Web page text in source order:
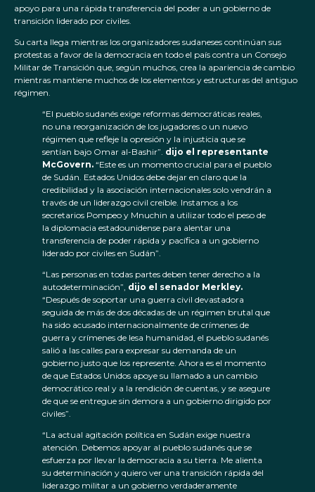
apoyo para una rápida transferencia del poder a un gobierno de
transición liderado por civiles.
Su carta llega mientras los organizadores sudaneses continúan sus
protestas a favor de la democracia en todo el país contra un Consejo
Militar de Transición que, según muchos, crea la apariencia de cambio
mientras mantiene muchos de los elementos y estructuras del antiguo
régimen.
“El pueblo sudanés exige reformas democráticas reales,
no una reorganización de los jugadores o un nuevo
régimen que refleje la opresión y la injusticia que se
sentían bajo Omar al-Bashir”. dijo el representante
McGovern. “Este es un momento crucial para el pueblo
de Sudán. Estados Unidos debe dejar en claro que la
credibilidad y la asociación internacionales solo vendrán a
través de un liderazgo civil creíble. Instamos a los
secretarios Pompeo y Mnuchin a utilizar todo el peso de
la diplomacia estadounidense para alentar una
transferencia de poder rápida y pacífica a un gobierno
liderado por civiles en Sudán”.
“Las personas en todas partes deben tener derecho a la
autodeterminación”, dijo el senador Merkley.
“Después de soportar una guerra civil devastadora
seguida de más de dos décadas de un régimen brutal que
ha sido acusado internacionalmente de crímenes de
guerra y crímenes de lesa humanidad, el pueblo sudanés
salió a las calles para expresar su demanda de un
gobierno justo que los represente. Ahora es el momento
de que Estados Unidos apoye su llamado a un cambio
democrático real y a la rendición de cuentas, y se asegure
de que se entregue sin demora a un gobierno dirigido por
civiles”.
“La actual agitación política en Sudán exige nuestra
atención. Debemos apoyar al pueblo sudanés que se
esfuerza por llevar la democracia a su tierra. Me alienta
su determinación y quiero ver una transición rápida del
liderazgo militar a un gobierno verdaderamente